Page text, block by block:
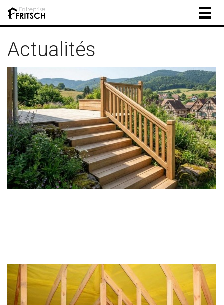
Actualités